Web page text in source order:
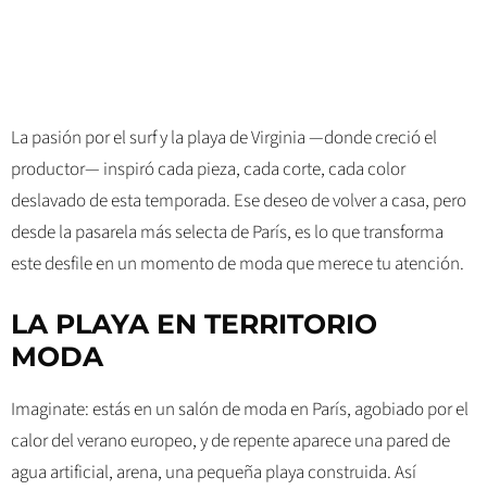
La pasión por el surf y la playa de Virginia —donde creció el
productor— inspiró cada pieza, cada corte, cada color
deslavado de esta temporada. Ese deseo de volver a casa, pero
desde la pasarela más selecta de París, es lo que transforma
este desfile en un momento de moda que merece tu atención.
LA PLAYA EN TERRITORIO
MODA
Imaginate: estás en un salón de moda en París, agobiado por el
calor del verano europeo, y de repente aparece una pared de
agua artificial, arena, una pequeña playa construida. Así